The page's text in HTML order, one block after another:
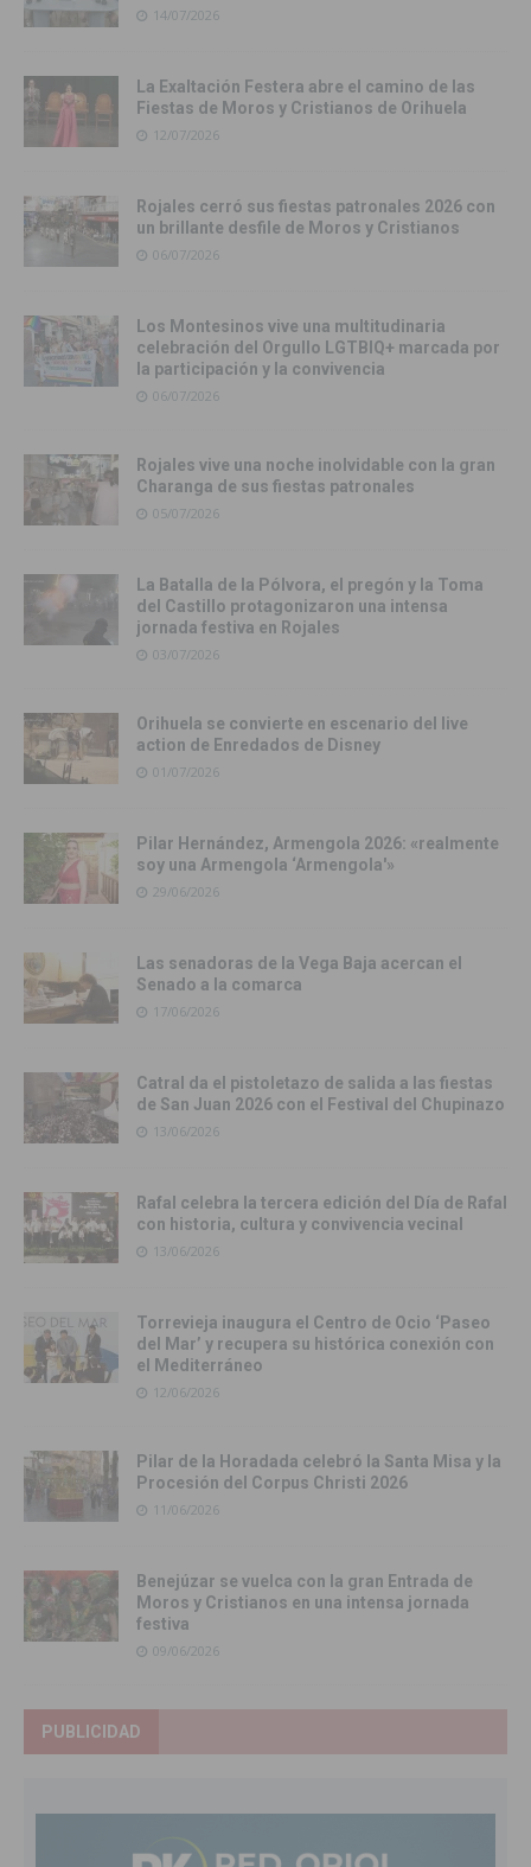
14/07/2026
La Exaltación Festera abre el camino de las
Fiestas de Moros y Cristianos de Orihuela
12/07/2026
Rojales cerró sus fiestas patronales 2026 con
un brillante desfile de Moros y Cristianos
06/07/2026
Los Montesinos vive una multitudinaria
celebración del Orgullo LGTBIQ+ marcada por
la participación y la convivencia
06/07/2026
Rojales vive una noche inolvidable con la gran
Charanga de sus fiestas patronales
05/07/2026
La Batalla de la Pólvora, el pregón y la Toma
del Castillo protagonizaron una intensa
jornada festiva en Rojales
03/07/2026
Orihuela se convierte en escenario del live
action de Enredados de Disney
01/07/2026
Pilar Hernández, Armengola 2026: «realmente
soy una Armengola ‘Armengola'»
29/06/2026
Las senadoras de la Vega Baja acercan el
Senado a la comarca
17/06/2026
Catral da el pistoletazo de salida a las fiestas
de San Juan 2026 con el Festival del Chupinazo
13/06/2026
Rafal celebra la tercera edición del Día de Rafal
con historia, cultura y convivencia vecinal
13/06/2026
Torrevieja inaugura el Centro de Ocio ‘Paseo
del Mar’ y recupera su histórica conexión con
el Mediterráneo
12/06/2026
Pilar de la Horadada celebró la Santa Misa y la
Procesión del Corpus Christi 2026
11/06/2026
Benejúzar se vuelca con la gran Entrada de
Moros y Cristianos en una intensa jornada
festiva
09/06/2026
PUBLICIDAD